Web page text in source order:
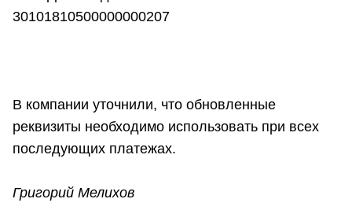
30101810500000000207
В компании уточнили, что обновленные
реквизиты необходимо использовать при всех
последующих платежах.
Григорий Мелихов